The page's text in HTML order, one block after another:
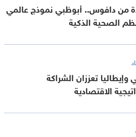
من دافوس.. أبوظبي نموذج عالمي
الصحية الذكية
وإيطاليا تعززان الشراكة
الاقتصادية